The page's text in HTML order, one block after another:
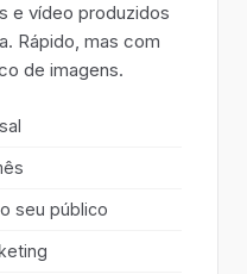
e vídeo produzidos
Rápido, mas com
de imagens.
seu público